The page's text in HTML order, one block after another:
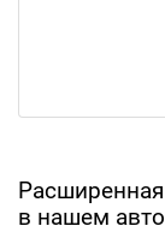
в нашем